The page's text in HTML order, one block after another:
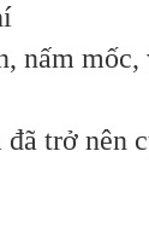
nấm
trở nên